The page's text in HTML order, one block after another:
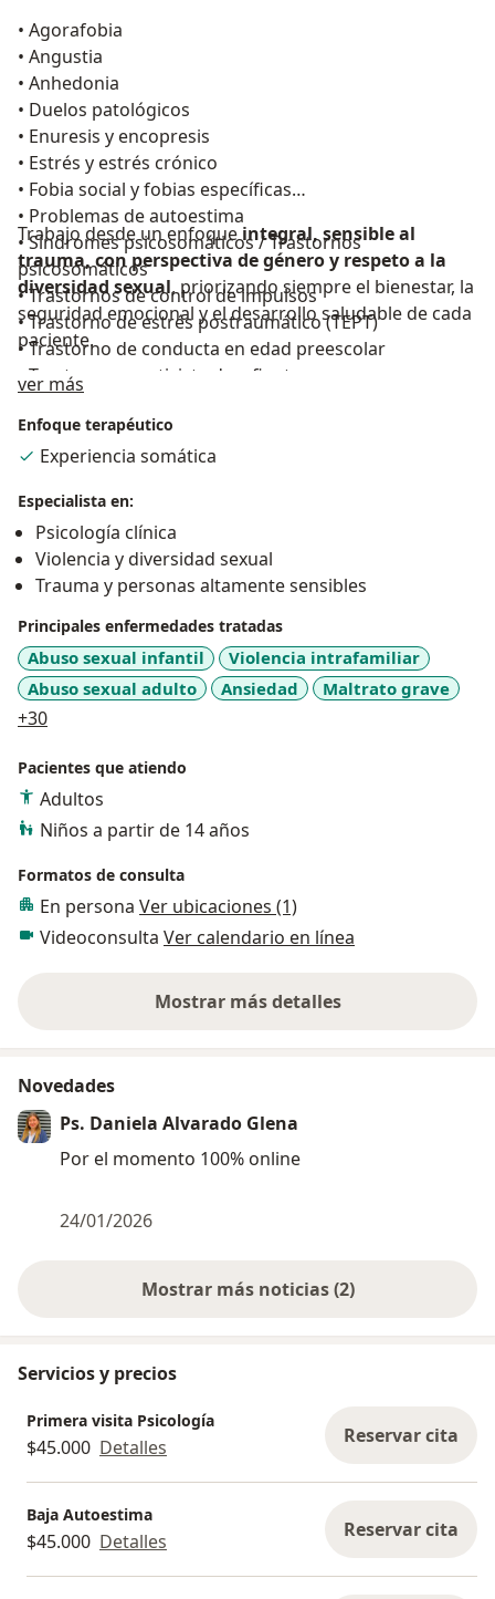
• Agorafobia
• Angustia
• Anhedonia
• Duelos patológicos
• Enuresis y encopresis
• Estrés y estrés crónico
• Fobia social y fobias específicas
• Problemas de autoestima
• Síndromes psicosomáticos / Trastornos
psicosomáticos
• Trastornos de control de impulsos
• Trastorno de estrés postraumático (TEPT)
• Trastorno de conducta en edad preescolar
• Trastorno negativista desafiante
• Trastornos del ánimo y trastorno del estado de
ánimo
• Problemas de comportamiento y relación con los
hijos
• Desarrollo infantil
• Depresión
• Trastornos adaptativos
• Trastornos de ansiedad
• Trastorno por déficit de atención con hiperactividad
(TDAH)
• Déficit atencional
Trabajo desde un enfoqueintegral, sensible al
trauma, con perspectiva de género y respeto a la
diversidad sexual, priorizando siempre el bienestar, la
seguridad emocional y el desarrollo saludable de cada
paciente.
ver más
Enfoque terapéutico
Experiencia somática
Especialista en:
Psicología clínica
Violencia y diversidad sexual
Trauma y personas altamente sensibles
Principales enfermedades tratadas
Abuso sexual infantil
Violencia intrafamiliar
Abuso sexual adulto
Ansiedad Maltrato grave
+30a11y_sr_more_diseases
Pacientes que atiendo
Adultos
Niños a partir de 14 años
Formatos de consulta
En persona Ver ubicaciones (1)
Videoconsulta Ver calendario en línea
Mostrar más detalles
sobre la experiencia
Novedades
Ps. Daniela Alvarado Glena
Por el momento 100% online
24/01/2026
Mostrar más noticias (2)
Servicios y precios
Primera visita Psicología
$45.000 Detalles Reservar cita
Baja Autoestima
$45.000 Detalles Reservar cita